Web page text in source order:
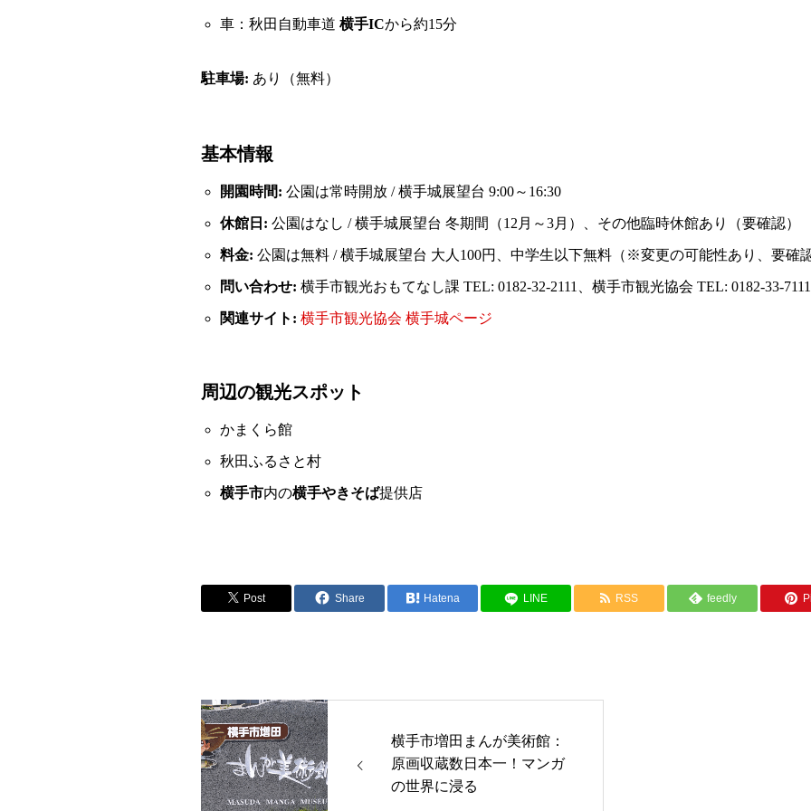
車：秋田自動車道 横手ICから約15分
駐車場: あり（無料）
基本情報
開園時間: 公園は常時開放 / 横手城展望台 9:00～16:30
休館日: 公園はなし / 横手城展望台 冬期間（12月～3月）、その他臨時休館あり（要確認）
料金: 公園は無料 / 横手城展望台 大人100円、中学生以下無料（※変更の可能性あり、要確
問い合わせ: 横手市観光おもてなし課 TEL: 0182-32-2111、横手市観光協会 TEL: 0182-33-7111
関連サイト: 横手市観光協会 横手城ページ
周辺の観光スポット
かまくら館
秋田ふるさと村
横手市内の横手やきそば提供店
Post Share Hatena LINE RSS feedly
横手市増田まんが美術館：
原画収蔵数日本一！マンガ
の世界に浸る